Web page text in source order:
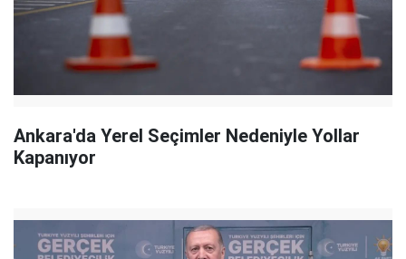
Ankara'da Yerel Seçimler Nedeniyle Yollar
Kapanıyor